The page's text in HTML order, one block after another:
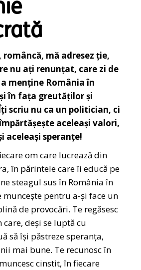
româncă, mă adresez ție,
nu ați renunțat, care zi de
menține România în
în fața greutăților și
scriu nu ca un politician, ci
aceleași valori,
aceleași speranțe!
om care lucrează din
în părintele care îi educă pe
steagul sus în România în
muncește pentru a-și face un
de provocări. Te regăsesc
deși se luptă cu
să își păstreze speranța,
mai bune. Te recunosc în
cinstit, în fiecare